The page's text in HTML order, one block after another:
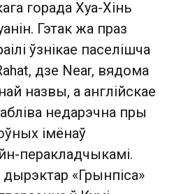
горада Хуа-Хінь
Гэтак жа праз
ўзнікае паселішча
дзе Near, вядома
назвы, а англійскае
недарэчна пры
імёнаў
перакладчыкамі.
«Грынпіса»